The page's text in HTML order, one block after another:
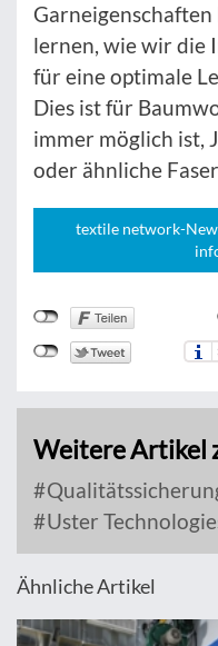
lernen, wie wir die
für eine optimale
Dies ist für
immer möglich ist,
oder ähnliche
textile network-
Weitere Artikel
Uster
Ähnliche Artikel